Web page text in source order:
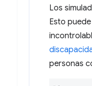
Los
Esto
personas